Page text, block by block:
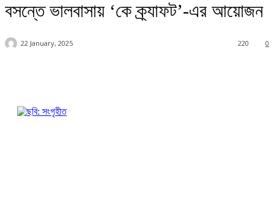
বসন্তে ভালবাসায় ‘কে ক্র্যাফট’-এর আয়োজন
22 January, 2025 0
220